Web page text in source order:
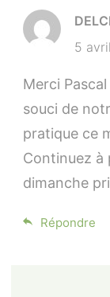
5
Merci
souci de
pratique ce
Continuez à
dimanche
Répondre